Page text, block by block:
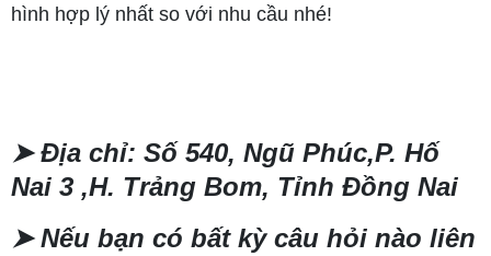
hình hợp lý nhất so với nhu cầu nhé!
➤Địa chỉ: Số 540, Ngũ Phúc,P. Hố
Nai 3 ,H. Trảng Bom, Tỉnh Đồng Nai
➤Nếu bạn có bất kỳ câu hỏi nào liên